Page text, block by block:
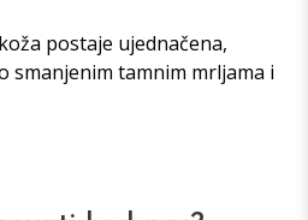
postaje ujednačena,
smanjenim tamnim mrljama i